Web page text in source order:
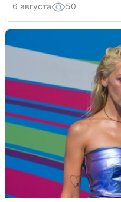
6 августа 50